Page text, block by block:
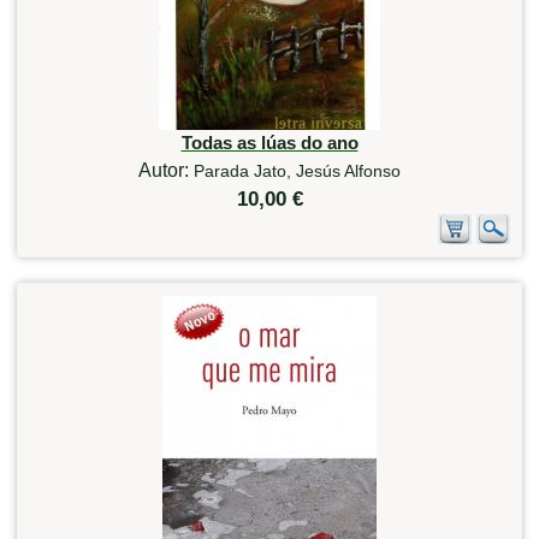
Todas as lúas do ano
Autor: Parada Jato, Jesús Alfonso
10,00 €